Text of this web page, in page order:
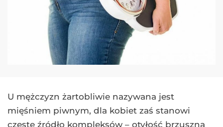
U mężczyzn żartobliwie nazywana jest
mięśniem piwnym, dla kobiet zaś stanowi
częste źródło kompleksów – otyłość brzuszna